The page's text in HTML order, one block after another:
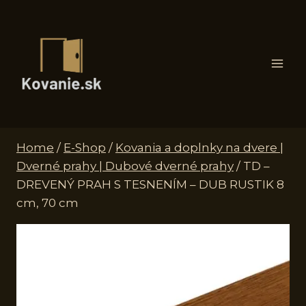
Home / E-Shop / Kovania a doplnky na dvere |
Dverné prahy | Dubové dverné prahy / TD –
DREVENÝ PRAH S TESNENÍM – DUB RUSTIK 8
cm, 70 cm